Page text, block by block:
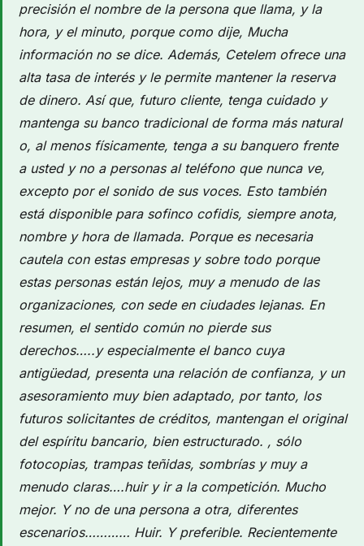
precisión el nombre de la persona que llama, y ​​la
hora, y el minuto, porque como dije, Mucha
información no se dice. Además, Cetelem ofrece una
alta tasa de interés y le permite mantener la reserva
de dinero. Así que, futuro cliente, tenga cuidado y
mantenga su banco tradicional de forma más natural
o, al menos físicamente, tenga a su banquero frente
a usted y no a personas al teléfono que nunca ve,
excepto por el sonido de sus voces. Esto también
está disponible para sofinco cofidis, siempre anota,
nombre y hora de llamada. Porque es necesaria
cautela con estas empresas y sobre todo porque
estas personas están lejos, muy a menudo de las
organizaciones, con sede en ciudades lejanas. En
resumen, el sentido común no pierde sus
derechos…..y especialmente el banco cuya
antigüedad, presenta una relación de confianza, y un
asesoramiento muy bien adaptado, por tanto, los
futuros solicitantes de créditos, mantengan el original
del espíritu bancario, bien estructurado. , sólo
fotocopias, trampas teñidas, sombrías y muy a
menudo claras….huir y ir a la competición. Mucho
mejor. Y no de una persona a otra, diferentes
escenarios………… Huir. Y preferible. Recientemente